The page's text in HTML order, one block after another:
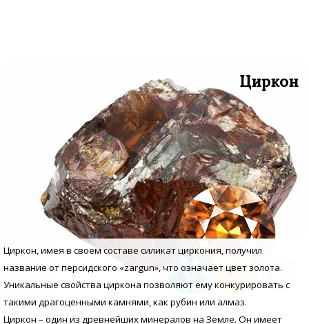
Циркон
Циркон, имея в своем составе силикат циркония, получил
название от персидского «zargun», что означает цвет золота.
Уникальные свойства циркона позволяют ему конкурировать с
такими драгоценными камнями, как рубин или алмаз.
Циркон – один из древнейших минералов на Земле. Он имеет